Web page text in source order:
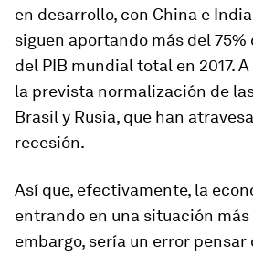
en desarrollo, con China e
siguen aportando más del
del PIB mundial total en 2017.
la prevista normalización de
Brasil y Rusia, que han
recesión.
Así que, efectivamente, la
entrando en una situación más
embargo, sería un error